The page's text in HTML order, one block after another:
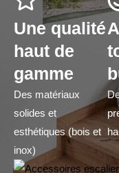
Une qualité
haut de
gamme
Des matériaux
solides et
esthétiques (bois et
inox)